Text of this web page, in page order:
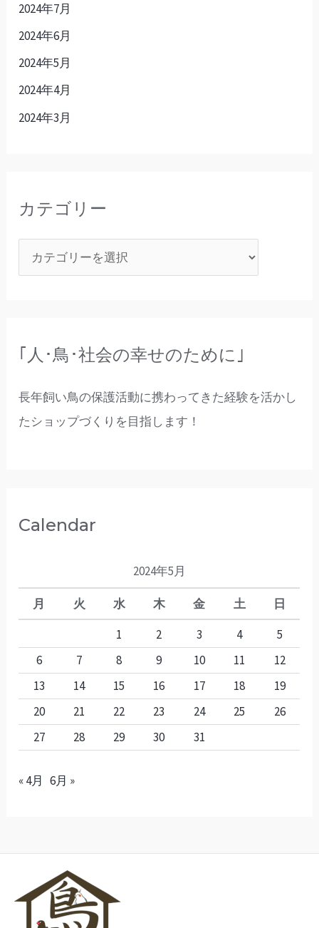
2024年7月
2024年6月
2024年5月
2024年4月
2024年3月
カテゴリー
｢人･鳥･社会の幸せのために｣
長年飼い鳥の保護活動に携わってきた経験を活かし
たショップづくりを目指します！
Calendar
2024年5月
月 火 水 木 金 土
日
1
2 3 4
5
6
7 8 9 10 11
12
13
14 15 16 17 18
19
20
21 22 23 24 25
26
27
28 29 30 31
« 4月 6月 »